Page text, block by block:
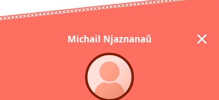
Michail Njaznanaŭ